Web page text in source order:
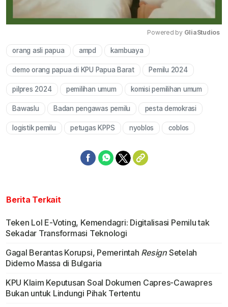
Powered by GliaStudios
orang asli papua ampd kambuaya
demo orang papua di KPU Papua Barat Pemilu 2024
pilpres 2024 pemilihan umum komisi pemilihan umum
Bawaslu Badan pengawas pemilu pesta demokrasi
logistik pemilu petugas KPPS nyoblos coblos
Berita Terkait
Teken LoI E-Voting, Kemendagri: Digitalisasi Pemilu tak
Sekadar Transformasi Teknologi
Gagal Berantas Korupsi, Pemerintah ResignSetelah
Didemo Massa di Bulgaria
KPU Klaim Keputusan Soal Dokumen Capres-Cawapres
Bukan untuk Lindungi Pihak Tertentu